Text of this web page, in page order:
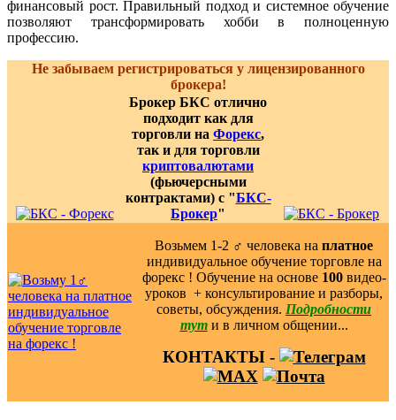
финансовый рост. Правильный подход и системное обучение
позволяют трансформировать хобби в полноценную
профессию.
Не забываем регистрироваться у лицензированного
брокера!
Брокер БКС отлично
подходит как для
торговли на Форекс,
так и для торговли
криптовалютами
(фьючерсными
контрактами) с "БКС-
Брокер"
Возьмем 1-2 ‍♂️ человека на платное
индивидуальное обучение торговле на
форекс ! Обучение на основе 100видео-
уроков ️ + консультирование и разборы,
советы, обсуждения. Подробности
тут и в личном общении...
КОНТАКТЫ -